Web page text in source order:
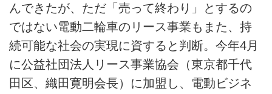
んできたが、ただ「売って終わり」とするの
ではない電動二輪車のリース事業もまた、持
続可能な社会の実現に資すると判断。今年4月
に公益社団法人リース事業協会（東京都千代
田区、織田寛明会長）に加盟し、電動ビジネ